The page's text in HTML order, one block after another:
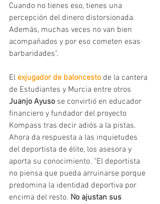
Cuando no tienes eso, tienes una
percepción del dinero distorsionada.
Además, muchas veces no van bien
acompañados y por eso cometen esas
barbaridades".
El exjugador de baloncesto de la cantera
de Estudiantes y Murcia entre otros
Juanjo Ayuso se convirtió en educador
financiero y fundador del proyecto
Kompass tras decir adiós a la pistas.
Ahora da respuesta a las inquietudes
del deportista de élite, los asesora y
aporta su conocimiento. "El deportista
no piensa que pueda arruinarse porque
predomina la identidad deportiva por
encima del resto. No ajustan sus